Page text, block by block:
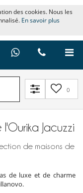
des cookies. Nous les
En savoir plus
0
Jacuzzi
de maisons de
de luxe et de charme